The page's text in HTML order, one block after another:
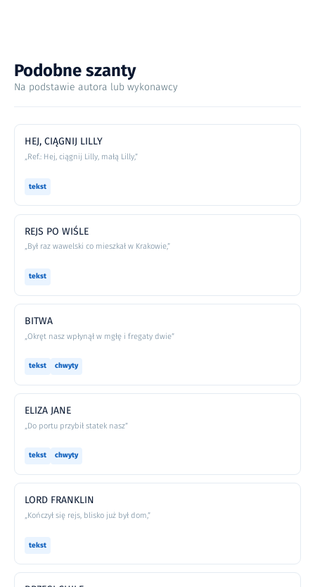
Podobne szanty
Na podstawie autora lub wykonawcy
HEJ, CIĄGNIJ LILLY
„Ref.: Hej, ciągnij Lilly, małą Lilly,”
tekst
REJS PO WIŚLE
„Był raz wawelski co mieszkał w Krakowie,”
tekst
BITWA
„Okręt nasz wpłynął w mgłę i fregaty dwie”
tekst chwyty
ELIZA JANE
„Do portu przybił statek nasz”
tekst chwyty
LORD FRANKLIN
„Kończył się rejs, blisko już był dom,”
tekst